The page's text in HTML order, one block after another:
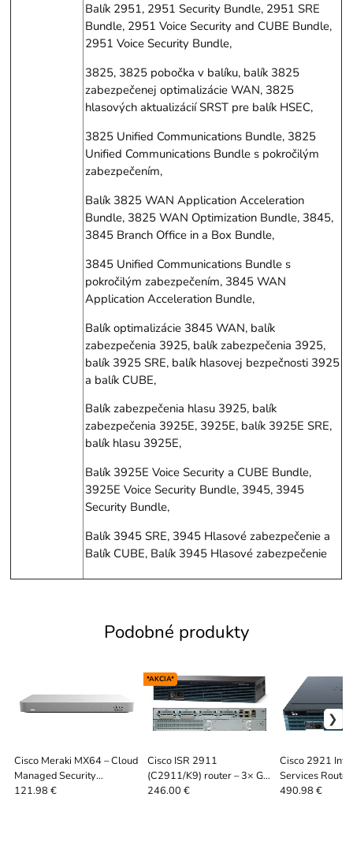
Balík 2951, 2951 Security Bundle, 2951 SRE
Bundle, 2951 Voice Security and CUBE Bundle,
2951 Voice Security Bundle,
3825, 3825 pobočka v balíku, balík 3825
zabezpečenej optimalizácie WAN, 3825
hlasových aktualizácií SRST pre balík HSEC,
3825 Unified Communications Bundle, 3825
Unified Communications Bundle s pokročilým
zabezpečením,
Balík 3825 WAN Application Acceleration
Bundle, 3825 WAN Optimization Bundle, 3845,
3845 Branch Office in a Box Bundle,
3845 Unified Communications Bundle s
pokročilým zabezpečením, 3845 WAN
Application Acceleration Bundle,
Balík optimalizácie 3845 WAN, balík
zabezpečenia 3925, balík zabezpečenia 3925,
balík 3925 SRE, balík hlasovej bezpečnosti 3925
a balík CUBE,
Balík zabezpečenia hlasu 3925, balík
zabezpečenia 3925E, 3925E, balík 3925E SRE,
balík hlasu 3925E,
Balík 3925E Voice Security a CUBE Bundle,
3925E Voice Security Bundle, 3945, 3945
Security Bundle,
Balík 3945 SRE, 3945 Hlasové zabezpečenie a
Balík CUBE, Balík 3945 Hlasové zabezpečenie
Podobné produkty
Cisco Meraki MX64 – Cloud
Managed Security
Appliance (Firewall/SD-
121.98 €
Cisco ISR 2911
(C2911/K9) router – 3× GE
WAN | ServerShop.sk
*AKCIA*
246.00 €
Cisco 2921
Services
routing a VPN |
490.98 €